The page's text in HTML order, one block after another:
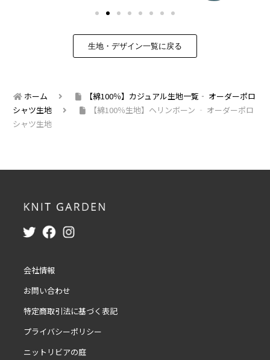
生地・デザイン一覧に戻る
ホーム
【綿100％】カジュアル生地一覧‐ オーダーポロ
シャツ生地
【綿100％生地】ヘリンボーン ‐ オーダーポロ
シャツ生地
会社情報
お問い合わせ
特定商取引法に基づく表記
プライバシーポリシー
ニットリビアの庭